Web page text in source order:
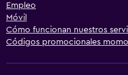
Empleo
Móvil
Cómo funcionan nuestros
Códigos promocionales